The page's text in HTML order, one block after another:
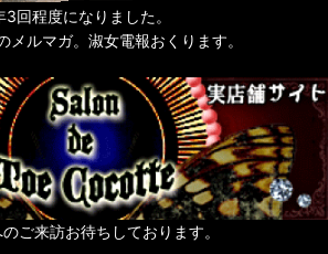
3回程度になりました。
メルマガ。淑女電報おくります。
ご来訪お待ちしております。